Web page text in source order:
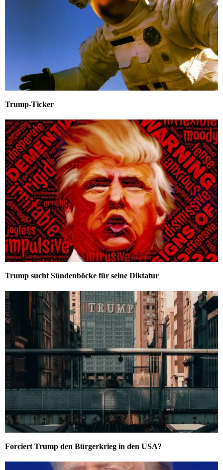
Trump-Ticker
Trump sucht Sündenböcke für seine Diktatur
Forciert Trump den Bürgerkrieg in den USA?